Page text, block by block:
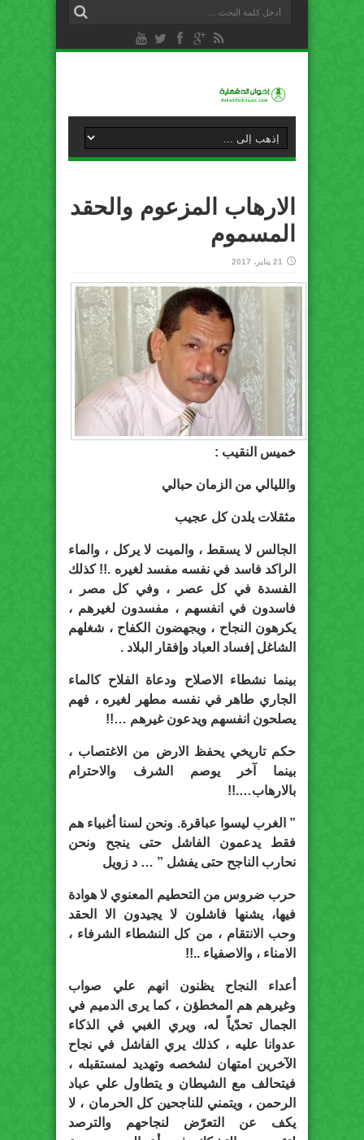
الارهاب المزعوم والحقد
المسموم
21 يناير، 2017
خميس النقيب :
والليالي من الزمان حبالي
مثقلات يلدن كل عجيب
الجالس لا يسقط ، والميت لا يركل ، والماء
الراكد فاسد في نفسه مفسد لغيره .!! كذلك
الفسدة في كل عصر ، وفي كل مصر ،
فاسدون في انفسهم ، مفسدون لغيرهم ،
يكرهون النجاح ، ويجهضون الكفاح ، شغلهم
الشاغل إفساد العباد وإفقار البلاد .
بينما نشطاء الاصلاح ودعاة الفلاح كالماء
الجاري طاهر في نفسه مطهر لغيره ، فهم
يصلحون انفسهم ويدعون غيرهم …!!
حكم تاريخي يحفظ الارض من الاغتصاب ،
بينما آخر يوصم الشرف والاحترام
بالارهاب….!!
” الغرب ليسوا عباقرة. ونحن لسنا أغبياء هم
فقط يدعمون الفاشل حتى ينجح ونحن
نحارب الناجح حتى يفشل ” … د زويل
حرب ضروس من التحطيم المعنوي لا هوادة
فيها، يشنها فاشلون لا يجيدون الا الحقد
وحب الانتقام ، من كل النشطاء الشرفاء ،
الامناء ، والاصفياء ..!!
أعداء النجاح يظنون انهم علي صواب
وغيرهم هم المخطؤن ، كما يرى الدميم في
الجمال تحدّياً له، ويري الغبي في الذكاء
عدوانا عليه ، كذلك يري الفاشل في نجاح
الآخرين امتهان لشخصه وتهديد لمستقبله ،
فيتحالف مع الشيطان و يتطاول علي عباد
الرحمن ، ويتمني للناجحين كل الحرمان ، لا
يكف عن التعرّض لنجاحهم والترصد